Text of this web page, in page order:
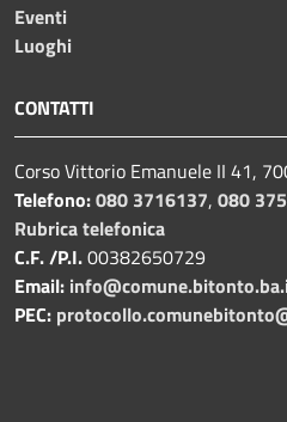
Eventi
Luoghi
CONTATTI
Corso Vittorio Emanuele II 41,
Telefono:080 3716137, 080
Rubrica telefonica
C.F. /P.I.00382650729
Email:
PEC: